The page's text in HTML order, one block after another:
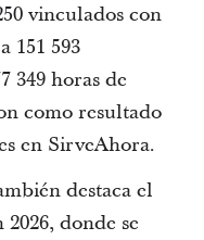
vinculados con
151 593
349 horas de
como resultado
en SirveAhora.
destaca el
donde se